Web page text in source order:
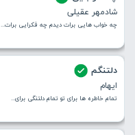
شادمهر عقیلی
چه خواب هایی برات دیدم چه فکرایی برات...
دلتنگم
ایهام
تمام خاطره ها برای تو تمام دلتنگی برای...